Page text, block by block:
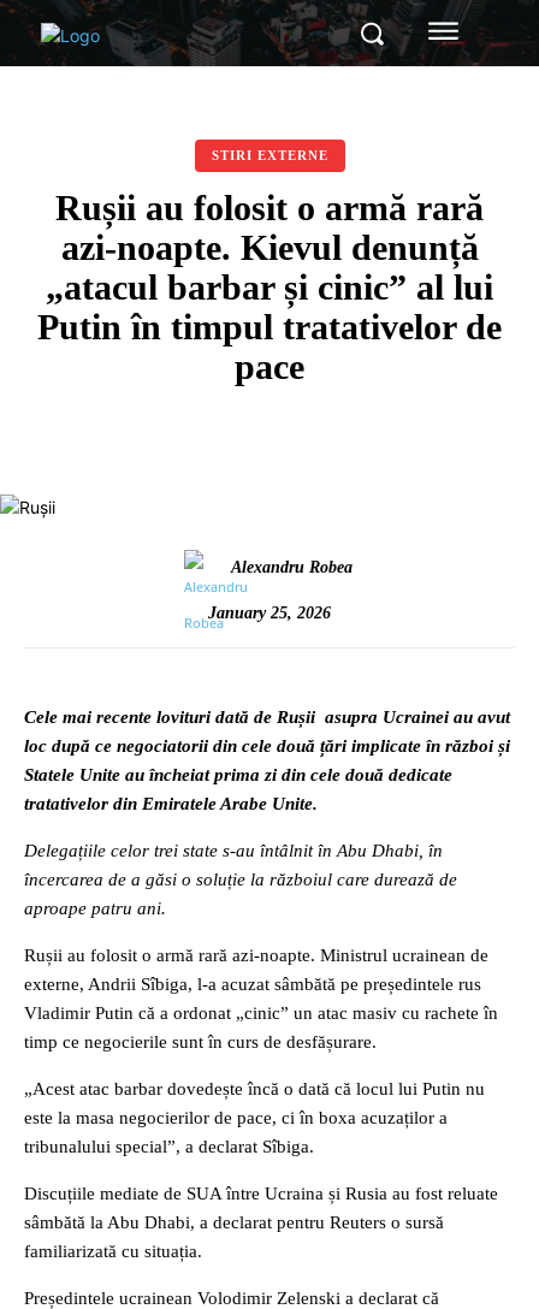
STIRI EXTERNE
Rușii au folosit o armă rară
azi-noapte. Kievul denunță
„atacul barbar și cinic” al lui
Putin în timpul tratativelor de
pace
Alexandru Robea
January 25, 2026
Cele mai recente lovituri dată de Rușii asupra Ucrainei au avut
loc după ce negociatorii din cele două țări implicate în război și
Statele Unite au încheiat prima zi din cele două dedicate
tratativelor din Emiratele Arabe Unite.
Delegațiile celor trei state s-au întâlnit în Abu Dhabi, în
încercarea de a găsi o soluție la războiul care durează de
aproape patru ani.
Rușii au folosit o armă rară azi-noapte. Ministrul ucrainean de
externe, Andrii Sîbiga, l-a acuzat sâmbătă pe președintele rus
Vladimir Putin că a ordonat „cinic” un atac masiv cu rachete în
timp ce negocierile sunt în curs de desfășurare.
„Acest atac barbar dovedește încă o dată că locul lui Putin nu
este la masa negocierilor de pace, ci în boxa acuzaților a
tribunalului special”, a declarat Sîbiga.
Discuțiile mediate de SUA între Ucraina și Rusia au fost reluate
sâmbătă la Abu Dhabi, a declarat pentru Reuters o sursă
familiarizată cu situația.
Președintele ucrainean Volodimir Zelenski a declarat că